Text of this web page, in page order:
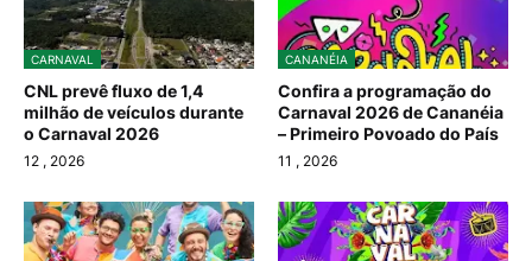
CARNAVAL
CNL prevê fluxo de 1,4
milhão de veículos durante
o Carnaval 2026
12 , 2026
CANANÉIA
Confira a programação do
Carnaval 2026 de Cananéia
– Primeiro Povoado do País
11 , 2026